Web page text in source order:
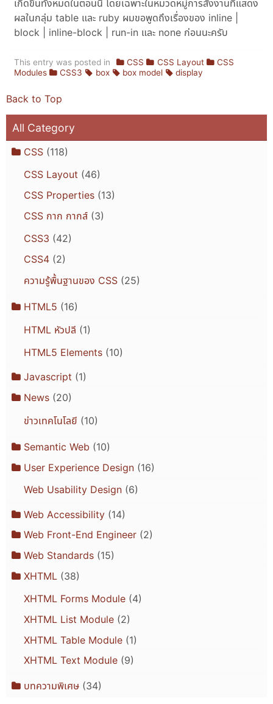
เกิดขึ้นทั้งหมดในตอนนี้ โดยเฉพาะในหมวดหมู่การสั้งงานที่แสดง
ผลในกลุ่ม table และ ruby ผมขอพูดถึงเรื่องของ inline |
block | inline-block | run-in และ none ก่อนนะครับ
This entry was posted in CSS CSS Layout
CSS
Modules
CSS3 box box model display
Back to Top
All Category
CSS(118)
CSS Layout (46)
CSS Properties(13)
CSS กาก กากส์(3)
CSS3 (42)
CSS4(2)
ความรู้พื้นฐานของ CSS(25)
HTML5 (16)
HTML หัวปลี (1)
HTML5 Elements(10)
Javascript (1)
News(20)
ข่าวเทคโนโลยี (10)
Semantic Web (10)
User Experience Design(16)
Web Usability Design(6)
Web Accessibility(14)
Web Front-End Engineer(2)
Web Standards(15)
XHTML(38)
XHTML Forms Module(4)
XHTML List Module(2)
XHTML Table Module(1)
XHTML Text Module(9)
บทความพิเศษ(34)